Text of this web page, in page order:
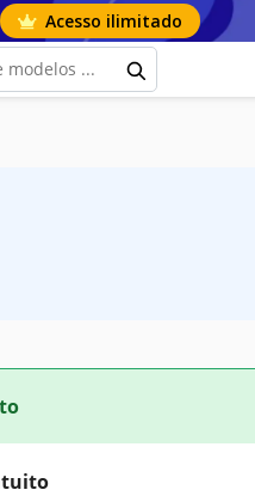
Acesso ilimitado